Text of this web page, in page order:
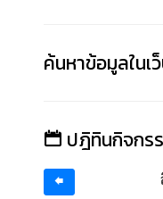
ค้นหาข้อมูลในเ
ปฎิทินกิจกร